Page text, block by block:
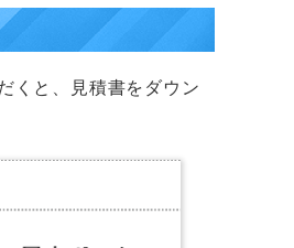
くと、見積書をダウン